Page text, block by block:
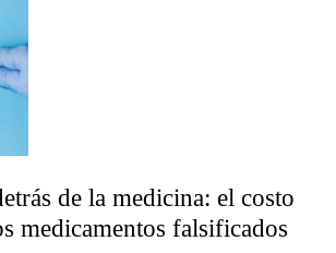
de la medicina: el costo
medicamentos falsificados